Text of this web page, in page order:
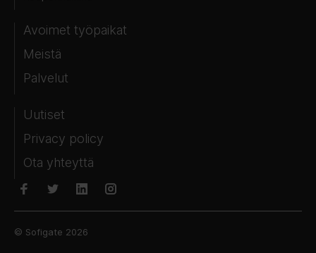
Avoimet työpaikat
Meistä
Palvelut
Uutiset
Privacy policy
Ota yhteyttä
© Sofigate 2026